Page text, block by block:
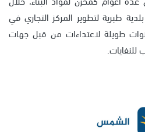
طبرية لتطوير المركز التجاري في
طويلة لاعتداءات من قبل جهات